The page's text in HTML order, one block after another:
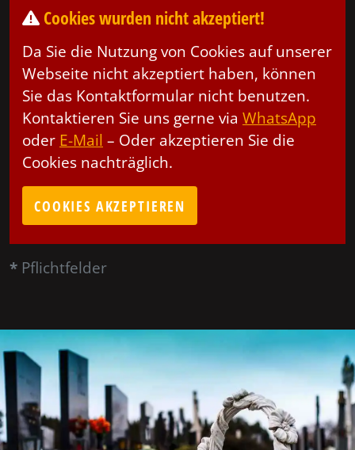
Cookies wurden nicht akzeptiert!
Da Sie die Nutzung von Cookies auf unserer
Webseite nicht akzeptiert haben, können
Sie das Kontaktformular nicht benutzen.
Kontaktieren Sie uns gerne via WhatsApp
oder E-Mail – Oder akzeptieren Sie die
Cookies nachträglich.
COOKIES AKZEPTIEREN
* Pflichtfelder